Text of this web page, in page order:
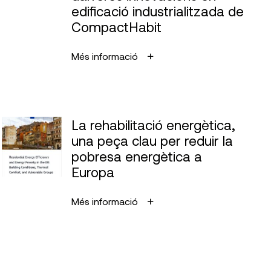
edificació industrialitzada de
CompactHabit
Més informació
La rehabilitació energètica,
una peça clau per reduir la
pobresa energètica a
Europa
Més informació